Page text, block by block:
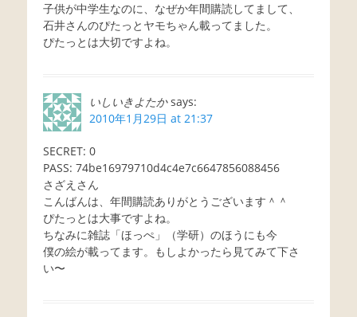
子供が中学生なのに、なぜか年間購読してまして、
石井さんのぴたっとヤモちゃん載ってました。
ぴたっとは大切ですよね。
いしいきよたか says:
2010年1月29日 at 21:37
SECRET: 0
PASS: 74be16979710d4c4e7c6647856088456
さざえさん
こんばんは、年間購読ありがとうございます＾＾
ぴたっとは大事ですよね。
ちなみに雑誌「ほっぺ」（学研）のほうにも今
僕の絵が載ってます。もしよかったら見てみて下さ
い〜